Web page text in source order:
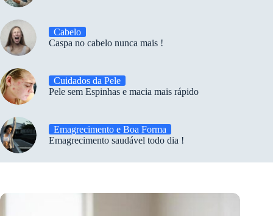
Cabelo
Caspa no cabelo nunca mais !
Cuidados da Pele
Pele sem Espinhas e macia mais rápido
Emagrecimento e Boa Forma
Emagrecimento saudável todo dia !